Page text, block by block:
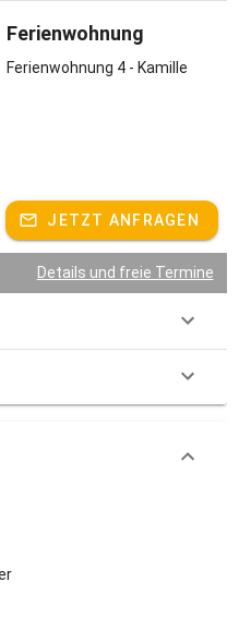
Ferienwohnung
Ferienwohnung 4 - Kamille
JETZT ANFRAGEN
Details und freie Termine